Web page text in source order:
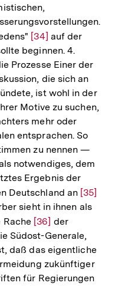
Zur
Auflösung
der
Fußnote
[34] auf der
beginnen. 4.
Prozesse Einer der
die sich an
ist wohl in der
Motive zu suchen,
mehr oder
entsprachen. So
zu nennen —
notwendiges, dem
Ergebnis der
Deutschland an Zur
[35]
sieht in ihnen als
Zur
Auflösung
der
Fußnote
[36] der
Südost-Generale,
daß das eigentliche
zukünftiger
für Regierungen